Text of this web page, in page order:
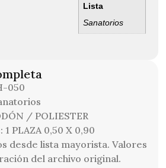
Lista
Sanatorios
050
/ POLIESTER
PLAZA 0,50 X 0,90
desde lista mayorista. Valores
del archivo original.